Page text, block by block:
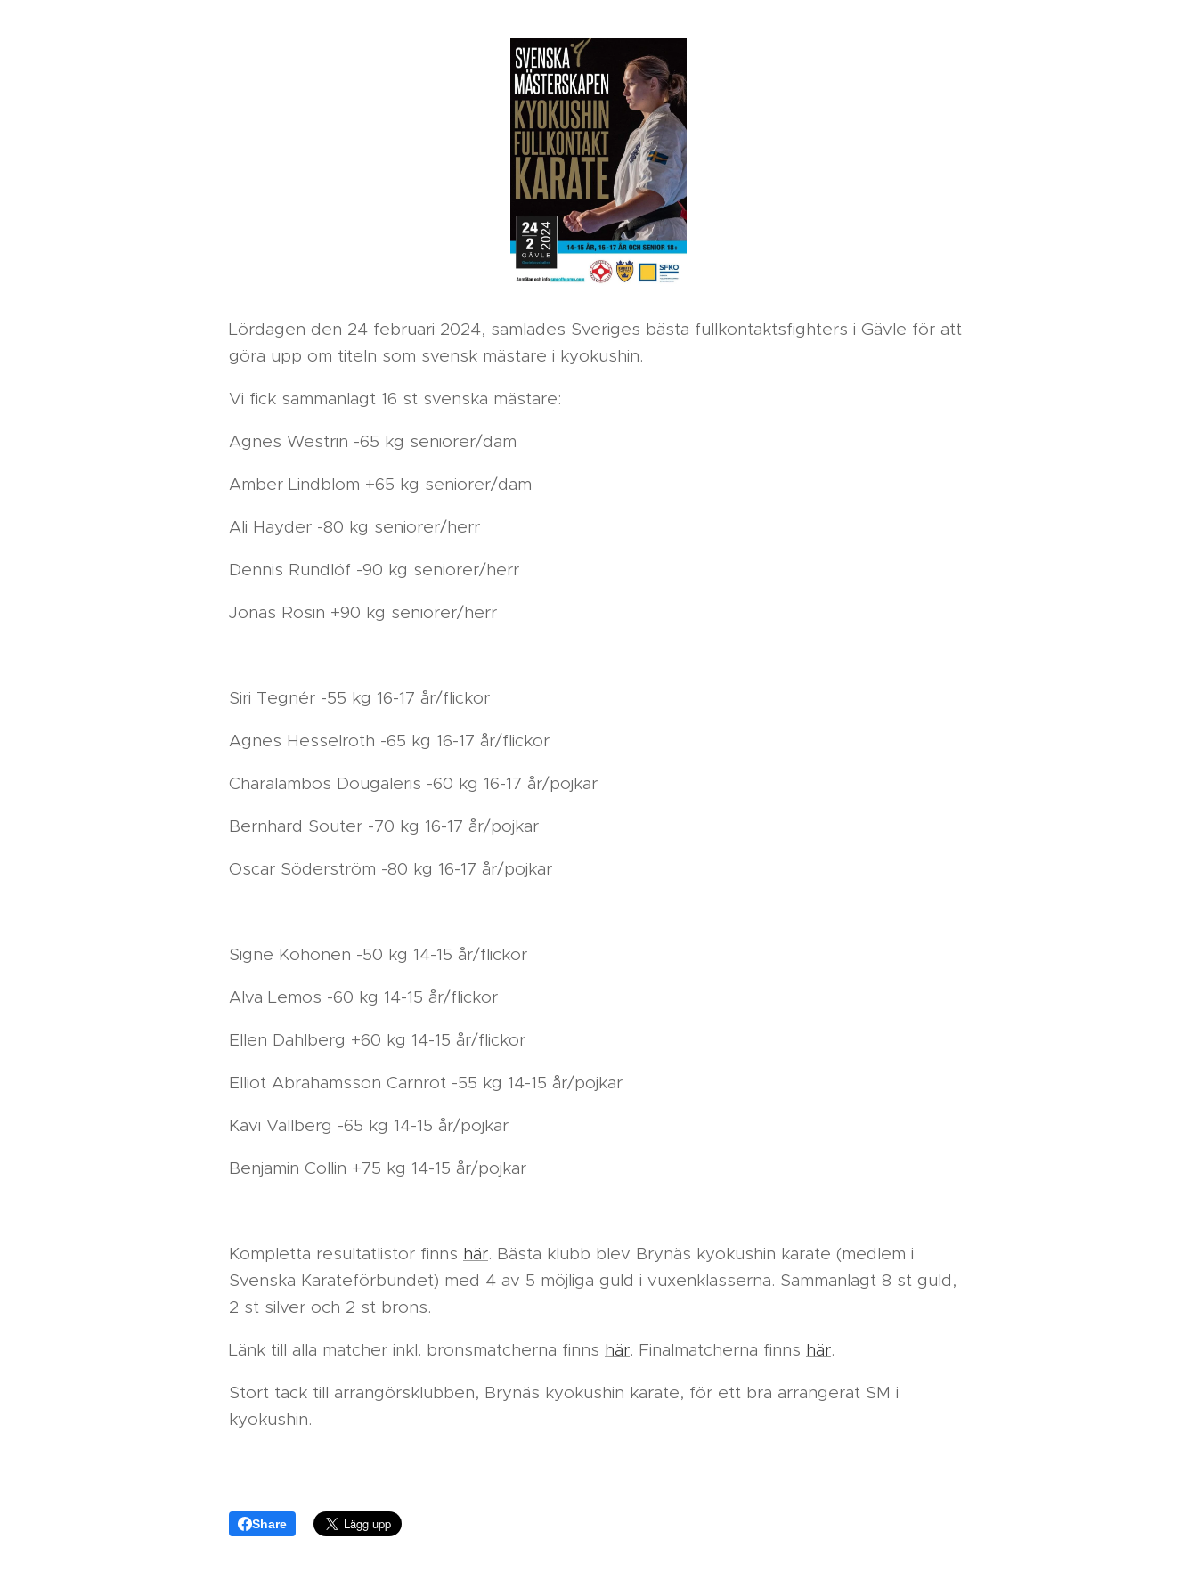
Lördagen den 24 februari 2024, samlades Sveriges bästa fullkontaktsfighters i Gävle för att
göra upp om titeln som svensk mästare i kyokushin.
Vi fick sammanlagt 16 st svenska mästare:
Agnes Westrin -65 kg seniorer/dam
Amber Lindblom +65 kg seniorer/dam
Ali Hayder -80 kg seniorer/herr
Dennis Rundlöf -90 kg seniorer/herr
Jonas Rosin +90 kg seniorer/herr
Siri Tegnér -55 kg 16-17 år/flickor
Agnes Hesselroth -65 kg 16-17 år/flickor
Charalambos Dougaleris -60 kg 16-17 år/pojkar
Bernhard Souter -70 kg 16-17 år/pojkar
Oscar Söderström -80 kg 16-17 år/pojkar
Signe Kohonen -50 kg 14-15 år/flickor
Alva Lemos -60 kg 14-15 år/flickor
Ellen Dahlberg +60 kg 14-15 år/flickor
Elliot Abrahamsson Carnrot -55 kg 14-15 år/pojkar
Kavi Vallberg -65 kg 14-15 år/pojkar
Benjamin Collin +75 kg 14-15 år/pojkar
Kompletta resultatlistor finns här. Bästa klubb blev Brynäs kyokushin karate (medlem i
Svenska Karateförbundet) med 4 av 5 möjliga guld i vuxenklasserna. Sammanlagt 8 st guld,
2 st silver och 2 st brons.
Länk till alla matcher inkl. bronsmatcherna finns här. Finalmatcherna finns här.
Stort tack till arrangörsklubben, Brynäs kyokushin karate, för ett bra arrangerat SM i
kyokushin.
Share